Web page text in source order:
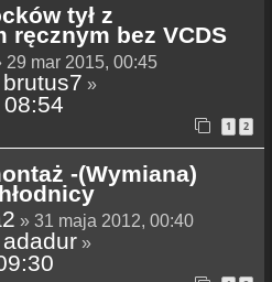
tył z
ręcznym bez VCDS
29 mar 2015, 00:45
brutus7 »
1 2
-(Wymiana)
» 31 maja 2012, 00:40
adadur »